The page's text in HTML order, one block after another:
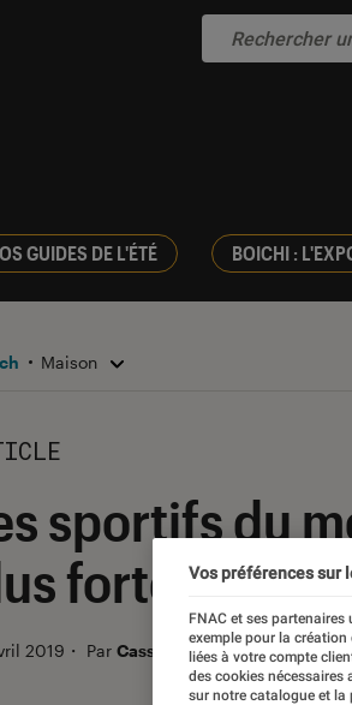
GUIDES DE L'ÉTÉ BOICHI :
Maison
sportifs du
forte que le
2019 ・ Par Cassandra
Vos préférences sur
FNAC et ses
exemple pour la
liées à votre compte
des cookies
sur notre catalogue et la